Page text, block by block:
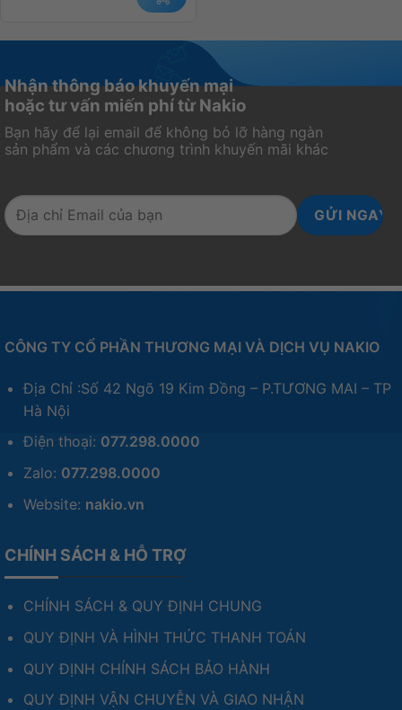
Nhận thông báo khuyến mại
hoặc tư vấn miến phí từ Nakio
Bạn hãy để lại email để không bỏ lỡ hàng ngàn
sản phẩm và các chương trình khuyến mãi khác
CÔNG TY CỔ PHẦN THƯƠNG MẠI VÀ DỊCH VỤ NAKIO
Địa Chỉ :Số 42 Ngõ 19 Kim Đồng – P.TƯƠNG MAI – TP
Hà Nội
Điện thoại: 077.298.0000
Zalo: 077.298.0000
Website: nakio.vn
CHÍNH SÁCH & HỖ TRỢ
CHÍNH SÁCH & QUY ĐỊNH CHUNG
QUY ĐỊNH VÀ HÌNH THỨC THANH TOÁN
QUY ĐỊNH CHÍNH SÁCH BẢO HÀNH
QUY ĐỊNH VẬN CHUYỄN VÀ GIAO NHẬN